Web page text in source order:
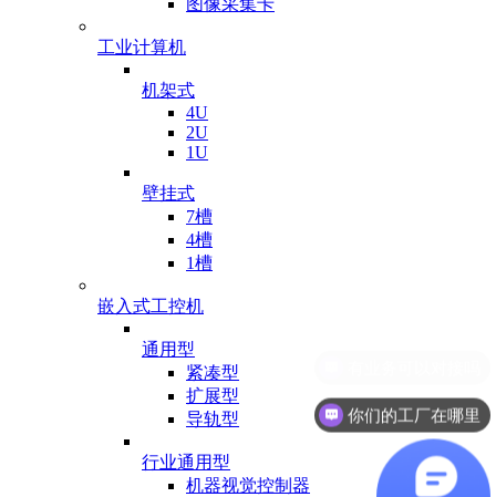
工业计算机
机架式
4U
2U
1U
壁挂式
7槽
4槽
1槽
嵌入式工控机
通用型
紧凑型
扩展型
导轨型
行业通用型
机器视觉控制器
你们的工厂在哪里